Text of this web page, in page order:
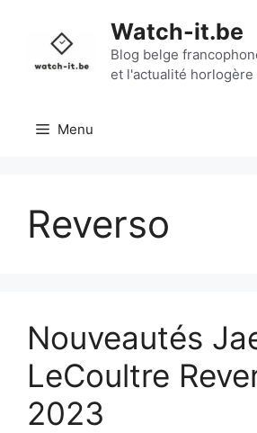
contenu
Watch-it.be
Blog belge
et l'actualité horlogère
Menu
Reverso
Nouveautés
LeCoultre
2023